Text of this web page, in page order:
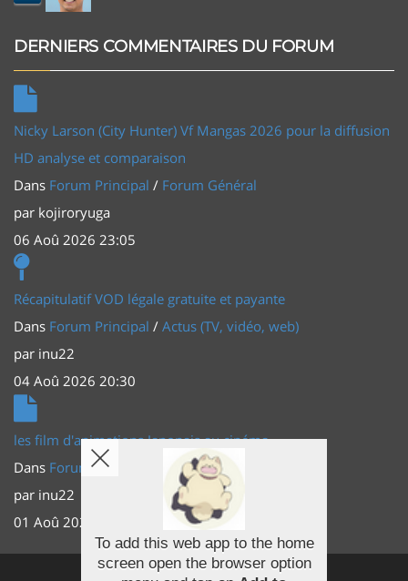
DERNIERS COMMENTAIRES DU FORUM
Nicky Larson (City Hunter) Vf Mangas 2026 pour la diffusion
HD analyse et comparaison
Dans Forum Principal / Forum Général
par kojiroryuga
06 Aoû 2026 23:05
Récapitulatif VOD légale gratuite et payante
Dans Forum Principal / Actus (TV, vidéo, web)
par inu22
04 Aoû 2026 20:30
les film d'animations Japonais au cinéma
Dans Forum Principal
Actus (TV, vidéo, web)
par inu22
01 Aoû 2026 20:56
Facebook
To add this web app to the home
screen open the browser option